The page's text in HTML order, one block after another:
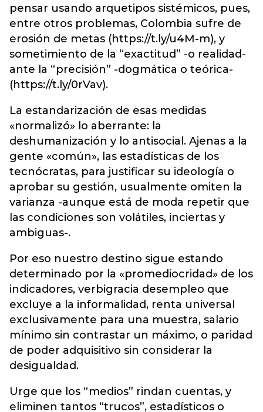
pensar usando arquetipos sistémicos, pues,
entre otros problemas, Colombia sufre de
erosión de metas (https://t.ly/u4M-m), y
sometimiento de la “exactitud” -o realidad-
ante la “precisión” -dogmática o teórica-
(https://t.ly/0rVav).
La estandarización de esas medidas
«normalizó» lo aberrante: la
deshumanización y lo antisocial. Ajenas a la
gente «común», las estadísticas de los
tecnócratas, para justificar su ideología o
aprobar su gestión, usualmente omiten la
varianza -aunque está de moda repetir que
las condiciones son volátiles, inciertas y
ambiguas-.
Por eso nuestro destino sigue estando
determinado por la «promediocridad» de los
indicadores, verbigracia desempleo que
excluye a la informalidad, renta universal
exclusivamente para una muestra, salario
mínimo sin contrastar un máximo, o paridad
de poder adquisitivo sin considerar la
desigualdad.
Urge que los “medios” rindan cuentas, y
eliminen tantos “trucos”, estadísticos o